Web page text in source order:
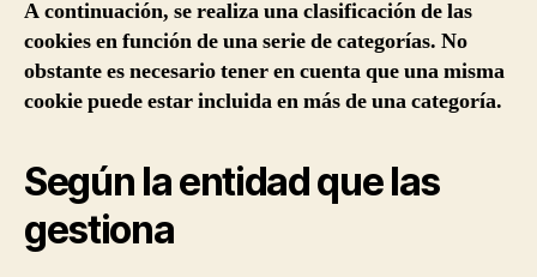
A continuación, se realiza una clasificación de las
cookies en función de una serie de categorías. No
obstante es necesario tener en cuenta que una misma
cookie puede estar incluida en más de una categoría.
Según la entidad que las
gestiona